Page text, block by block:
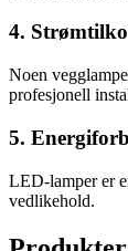
4.
Noen
profesjonell
5.
LED-lamper er
vedlikehold.